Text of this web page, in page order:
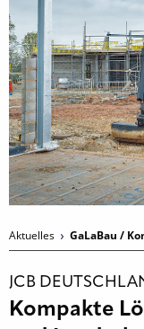
Aktuelles GaLaBau /
JCB
Kompakte